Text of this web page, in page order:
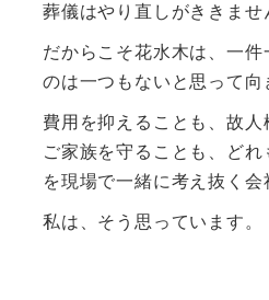
葬儀はやり直しがききませ
だからこそ花水木は、一
のは一つもないと思って向
費用を抑えることも、故人
ご家族を守ることも、ど
を現場で一緒に考え抜く会
私は、そう思っています。